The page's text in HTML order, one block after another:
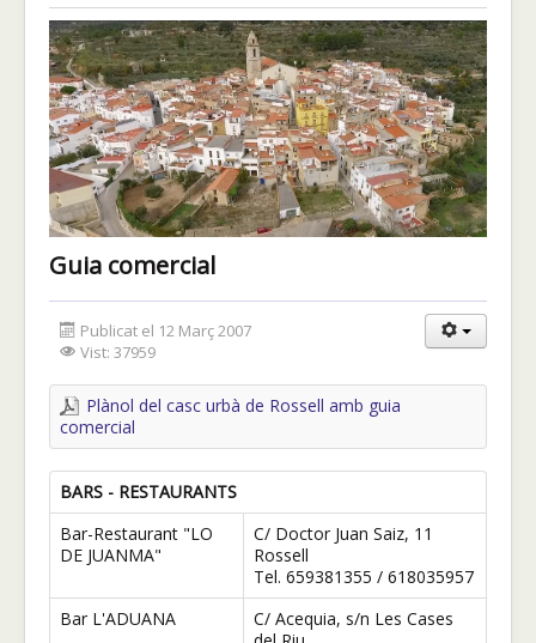
Guia comercial
Publicat el 12 Març 2007
Vist: 37959
Plànol del casc urbà de Rossell amb guia
comercial
BARS - RESTAURANTS
Bar-Restaurant "LO
DE JUANMA"
C/ Doctor Juan Saiz, 11
Rossell
Tel. 659381355 / 618035957
Bar L'ADUANA
C/ Acequia, s/n Les Cases